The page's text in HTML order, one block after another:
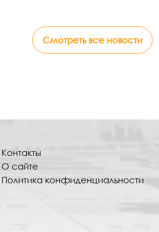
Смотреть все новости
Контакты
О сайте
Политика конфиденциальности